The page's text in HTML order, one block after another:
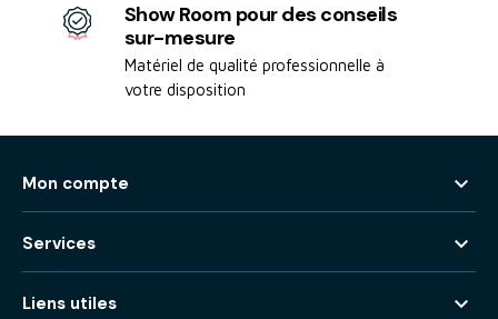
Show Room pour des conseils
sur-mesure
Matériel de qualité professionnelle à
votre disposition
Mon compte 
Services 
Liens utiles 